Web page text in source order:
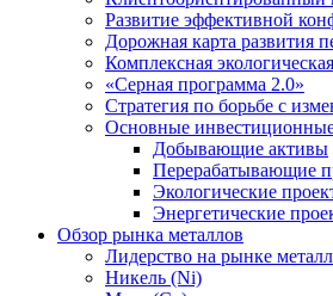
Развитие эффективной
Дорожная карта развития
Комплексная
«Серная программа 2.0»
Стратегия по борьбе с
Основные
Добывающие активы
Перерабатывающие
Экологические
Энергетические
Обзор рынка металлов
Лидерство на рынке
Никель (Ni)